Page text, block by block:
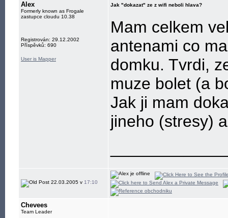
Alex
Formerly known as Frogale
zastupce cloudu 10.38
Registrován: 29.12.2002
Příspěvků: 690
User is Mapper
Jak "dokazat" ze z wifi neboli hlava?
Mam celkem
antenami co
domku. Tvrdi,
muze bolet (a
Jak ji mam
jineho (stresy)
22.03.2005 v 17:10
Chevees
Team Leader